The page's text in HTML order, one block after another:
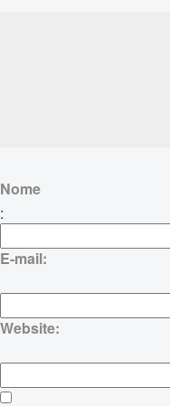
Nome
:
E-mail:
Website: